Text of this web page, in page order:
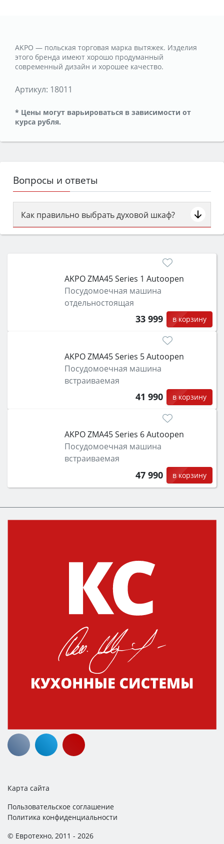
AKPO — польская торговая марка вытяжек. Изделия
этого бренда имеют хорошо продуманный
современный дизайн и хорошее качество.
Артикул: 18011
* Цены могут варьироваться в зависимости от
курса рубля.
Вопросы и ответы
Как правильно выбрать духовой шкаф?
Сначала определитесь с типом (газовый или
затем смотрите на объём 50–70 л для семьи,
функции (конвекция, гриль, самоочистка,
защита от детей).
AKPO ZMA45 Series 1 Autoopen
Посудомоечная машина
отдельностоящая
33 999 в корзину
AKPO ZMA45 Series 5 Autoopen
Посудомоечная машина
встраиваемая
41 990 в корзину
AKPO ZMA45 Series 6 Autoopen
Посудомоечная машина
встраиваемая
47 990 в корзину
Карта сайта
Пользовательское соглашение
Политика конфиденциальности
© Евротехно, 2011 - 2026